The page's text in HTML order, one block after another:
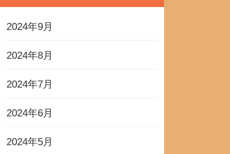
2024年9月
2024年8月
2024年7月
2024年6月
2024年5月